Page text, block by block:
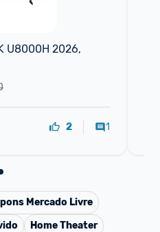
U8000H 2026,
2 1
Mercado Livre
Home Theater